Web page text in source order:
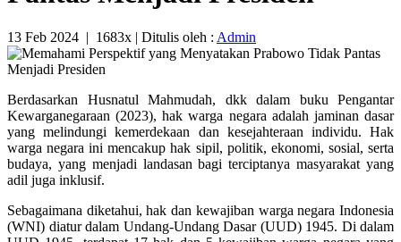
13 Feb 2024 | 1683x | Ditulis oleh : Admin
Berdasarkan Husnatul Mahmudah, dkk dalam buku Pengantar
Kewarganegaraan (2023), hak warga negara adalah jaminan dasar
yang melindungi kemerdekaan dan kesejahteraan individu. Hak
warga negara ini mencakup hak sipil, politik, ekonomi, sosial, serta
budaya, yang menjadi landasan bagi terciptanya masyarakat yang
adil juga inklusif.
Sebagaimana diketahui, hak dan kewajiban warga negara Indonesia
(WNI) diatur dalam Undang-Undang Dasar (UUD) 1945. Di dalam